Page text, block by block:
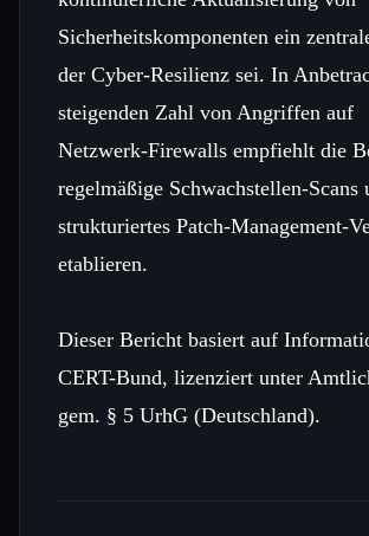
Sicherheitskomponenten ein
der Cyber‑Resilienz sei. In
steigenden Zahl von Angriffen auf
Netzwerk‑Firewalls empfiehlt die
regelmäßige Schwachstellen‑Scans
strukturiertes
etablieren.
Dieser Bericht basiert auf
CERT-Bund, lizenziert unter
gem. § 5 UrhG (Deutschland).